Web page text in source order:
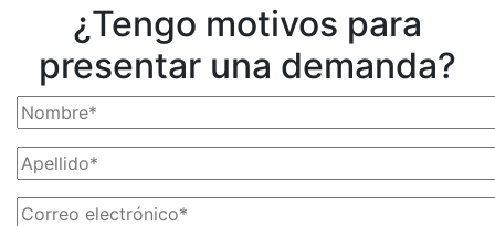
¿Tengo motivos para
presentar una demanda?